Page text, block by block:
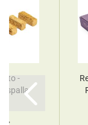
-
Ispalla